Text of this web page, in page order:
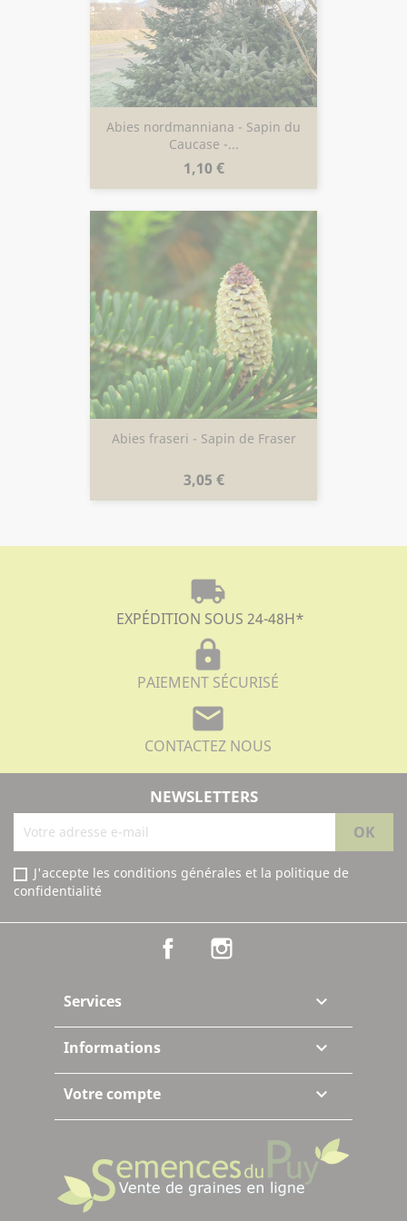
Abies nordmanniana - Sapin du
Caucase -...
Prix
1,10 €
Abies fraseri - Sapin de Fraser
Prix
3,05 €
local_shipping
EXPÉDITION SOUS 24-48H*
lock
PAIEMENT SÉCURISÉ
mail
CONTACTEZ NOUS
NEWSLETTERS
J'accepte les conditions générales et la politique de
confidentialité
Facebook
Services 
Informations 
Votre compte 